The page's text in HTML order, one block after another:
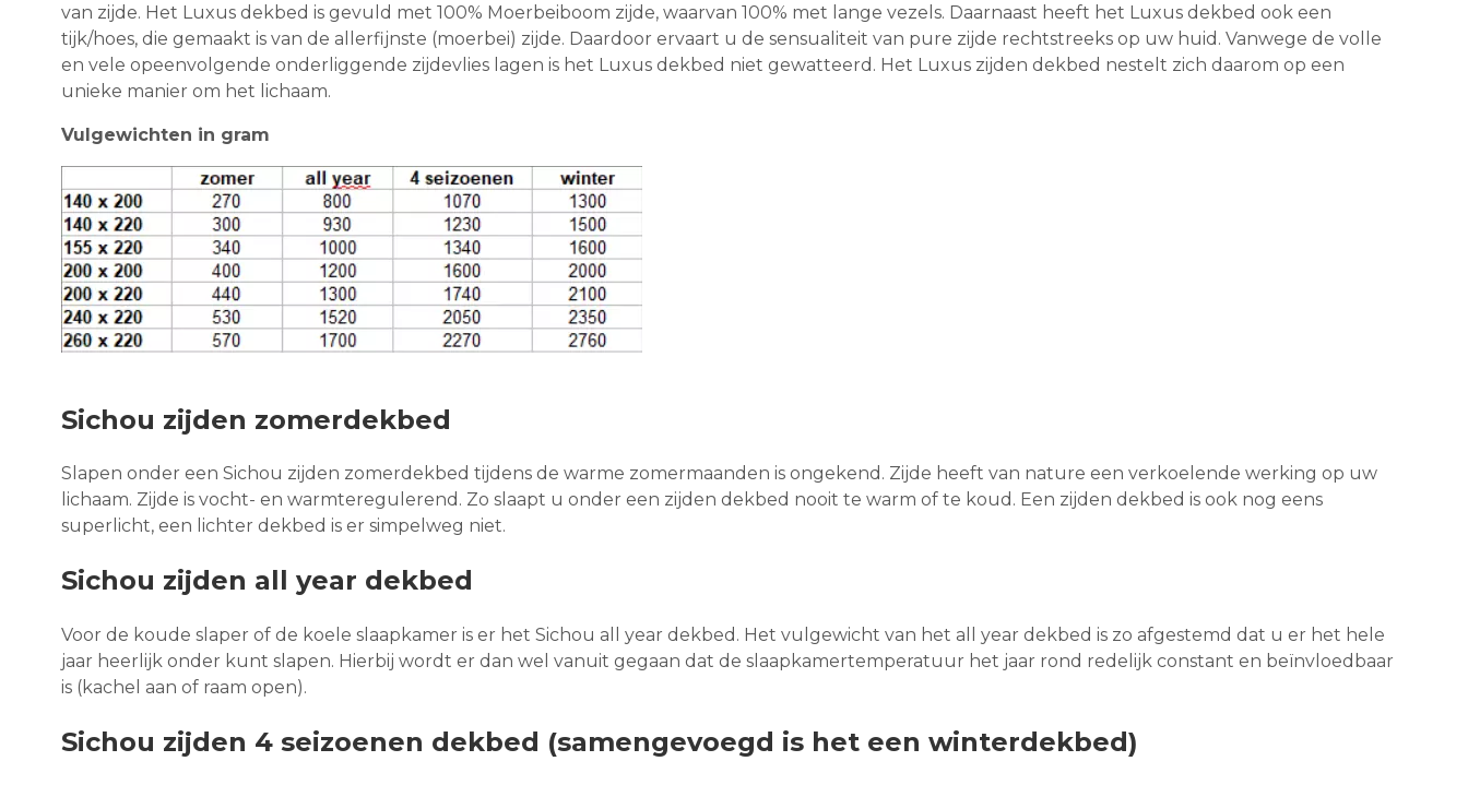
van zijde. Het Luxus dekbed is gevuld met 100% Moerbeiboom zijde, waarvan 100% met lange vezels. Daarnaast heeft het Luxus dekbed ook een
tijk/hoes, die gemaakt is van de allerfijnste (moerbei) zijde. Daardoor ervaart u de sensualiteit van pure zijde rechtstreeks op uw huid. Vanwege de volle
en vele opeenvolgende onderliggende zijdevlies lagen is het Luxus dekbed niet gewatteerd. Het Luxus zijden dekbed nestelt zich daarom op een
unieke manier om het lichaam.
Vulgewichten in gram
Sichou zijden zomerdekbed
Slapen onder een Sichou zijden zomerdekbed tijdens de warme zomermaanden is ongekend. Zijde heeft van nature een verkoelende werking op uw
lichaam. Zijde is vocht- en warmteregulerend. Zo slaapt u onder een zijden dekbed nooit te warm of te koud. Een zijden dekbed is ook nog eens
superlicht, een lichter dekbed is er simpelweg niet.
Sichou zijden all year dekbed
Voor de koude slaper of de koele slaapkamer is er het Sichou all year dekbed. Het vulgewicht van het all year dekbed is zo afgestemd dat u er het hele
jaar heerlijk onder kunt slapen. Hierbij wordt er dan wel vanuit gegaan dat de slaapkamertemperatuur het jaar rond redelijk constant en beïnvloedbaar
is (kachel aan of raam open).
Sichou zijden 4 seizoenen dekbed (samengevoegd is het een winterdekbed)